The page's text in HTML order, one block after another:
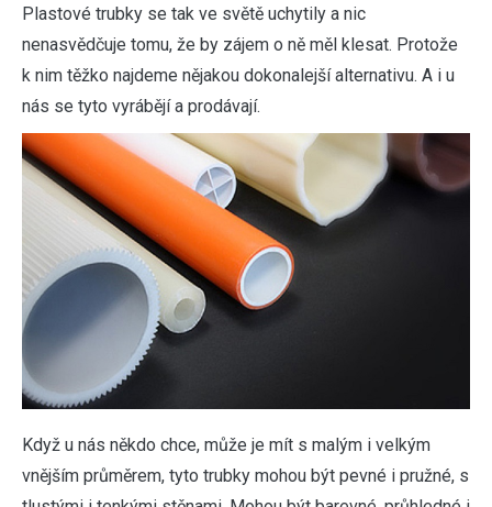
Plastové trubky se tak ve světě uchytily a nic
nenasvědčuje tomu, že by zájem o ně měl klesat. Protože
k nim těžko najdeme nějakou dokonalejší alternativu. A i u
nás se tyto vyrábějí a prodávají.
Když u nás někdo chce, může je mít s malým i velkým
vnějším průměrem, tyto trubky mohou být pevné i pružné, s